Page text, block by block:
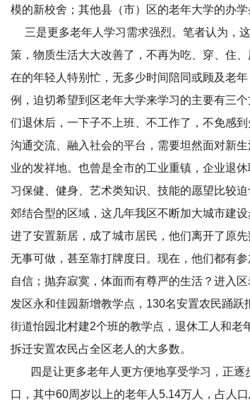
模的新校舍；其他县（市）区的老年大学的办学
三是更多老年人学习需求强烈。笔者认为，
策，物质生活大大改善了，不再为吃、穿、住
在的年轻人特别忙，无多少时间陪同或顾及老
例，迫切希望到区老年大学来学习的主要有三
们退休后，一下子不上班、不工作了，不免感
沟通交流、融入社会的平台，需要坦然面对新
业的发祥地。也曾是全市的工业重镇，企业退
习保健、健身、艺术类知识、技能的愿望比较
郊结合型的区域，这几年我区不断加大城市建
进了安置新居，成了城市居民，他们离开了原
无事可做，甚至靠打牌度日。现在，他们都有
自信；抛弃寂寞，体面而有尊严的生活？进入
发区永和佳园新增教学点，130名安置农民踊
街道怡园北村建2个班的教学点，退休工人和老
拆迁安置农民占全区老人的大多数。
四是让更多老年人更方便地享受学习，正逐
口，其中60周岁以上的老年人5.14万人，占人